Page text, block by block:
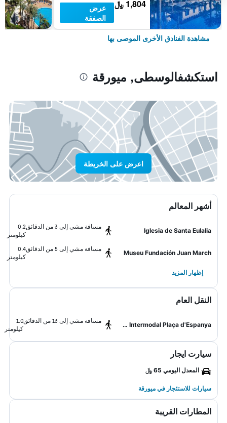
1,804 ﷼
عرض
الصفقة
مشاهدة الفنادق الأخرى الموصى بها
استكشفالوسطى, ميورقة
اعرض على الخريطة
أشهر المعالم
Iglesia de Santa Eulalia
مسافة مشي إلى 3 من الدقائق
0.2
كيلومتر
Museu Fundación Juan March
مسافة مشي إلى 5 من الدقائق
0.4
كيلومتر
إظهار المزيد
النقل العام
Estació Intermodal Plaça d'Espanya
مسافة مشي إلى 13 من الدقائق
1.0
كيلومتر
سيارت ايجار
المعدل اليومي 65 ﷼
سيارات للاستئجار في ميورقة
المطارات القريبة